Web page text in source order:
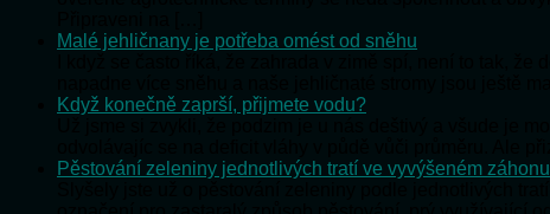
Malé jehličnany je potřeba omést od sněhu
Když konečně zaprší, přijmete vodu?
Pěstování zeleniny jednotlivých tratí ve vyvýšeném záhonu